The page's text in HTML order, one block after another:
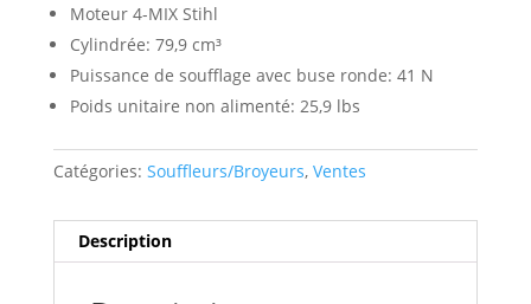
Moteur 4-MIX Stihl
Cylindrée: 79,9 cm³
Puissance de soufflage avec buse ronde: 41 N
Poids unitaire non alimenté: 25,9 lbs
Catégories: Souffleurs/Broyeurs, Ventes
Description